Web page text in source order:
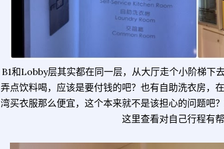
B1和Lobby层其实都在同一层，从大厅走个小阶梯下
弄点饮料喝，应该是要付钱的吧？也有自助洗衣房，
湾买衣服那么便宜，这个本来就不是该担心的问题吧
这里查看对自己行程有帮